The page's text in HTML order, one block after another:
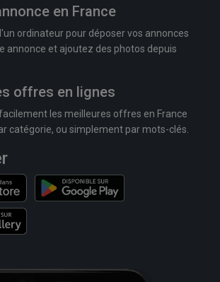
en France
ordinateur pour déposer vos annonces
annonce et ajoutez des photos depuis
offres en lignes
les meilleures offres en France
catégorie, ou simplement par mots-clés.